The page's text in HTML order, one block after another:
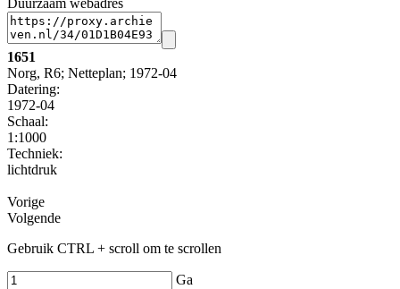
Duurzaam webadres
1651
Norg, R6; Netteplan; 1972-04
Datering:
1972-04
Schaal:
1:1000
Techniek:
lichtdruk
Vorige
Volgende
Gebruik CTRL + scroll om te scrollen
Ga